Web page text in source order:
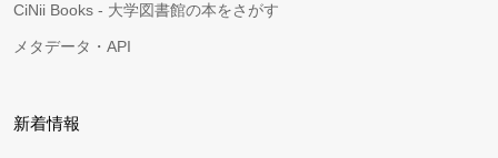
CiNii Books - 大学図書館の本をさがす
メタデータ・API
新着情報